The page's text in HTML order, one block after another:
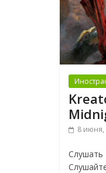
8 июня,
Слушать